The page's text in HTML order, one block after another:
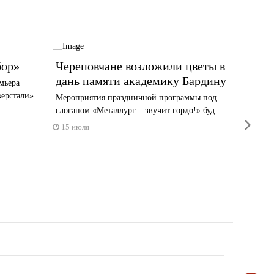
Череповчане возложили цветы в
дань памяти академику Бардину
Мероприятия праздничной программы под
слоганом «Металлург – звучит гордо!» буд...
15 июля
Днем